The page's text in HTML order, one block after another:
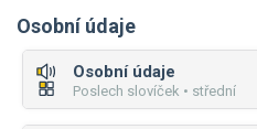
Osobní údaje
Osobní údaje
Poslech slovíček • střední